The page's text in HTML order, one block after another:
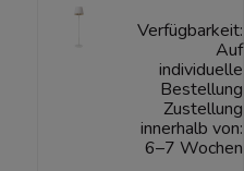
Verfügbarkeit:
Auf
individuelle
Bestellung
Zustellung
innerhalb von:
6–7 Wochen